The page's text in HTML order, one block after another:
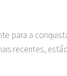
para a
recentes,